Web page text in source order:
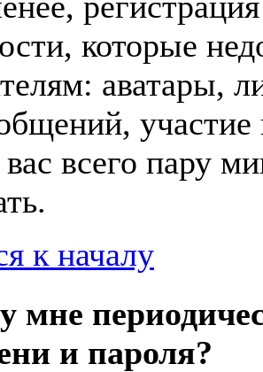
которые
аватары,
участие
вас всего пару
к началу
мне
и пароля?